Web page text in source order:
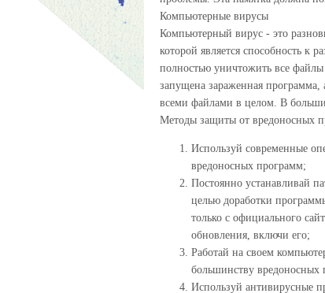
Компьютерные вирусы
Компьютерный вирус - это
которой является способность к
полностью уничтожить все
запущена зараженная
всеми файлами в целом. В
Методы защиты от вредоносных
Используй современные
вредоносных программ;
Постоянно устанавливай
целью доработки
только с официального
обновления, включи его;
Работай на своем
большинству вредоносных
Используй антивирусные